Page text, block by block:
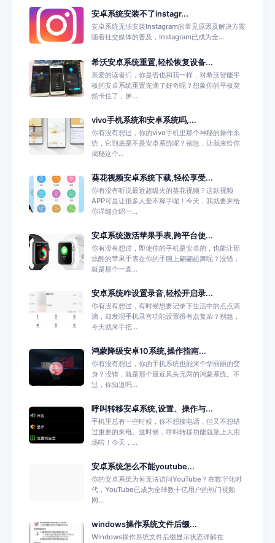
安卓系统安装不了instagr...
安卓系统无法安装Instagram的常见原因及解决方案
随着社交媒体的普及，Instagram已成为全...
希沃安卓系统重置,轻松恢复设备...
亲爱的读者们，你是否也和我一样，对希沃智能平
板的安卓系统重置充满了好奇呢？想象你的平板突
然卡住了，屏...
vivo手机系统和安卓系统吗,...
你有没有想过，你的vivo手机里那个神秘的操作系
统，它到底是不是安卓系统呢？别急，让我来给你
揭秘这个...
葵花视频安卓系统下载,轻松享受...
你有没有听说最近超级火的葵花视频？这款视频
APP可是让很多人爱不释手呢！今天，我就要来给
你详细介绍一...
安卓系统激活苹果手表,跨平台使...
你有没有想过，即使你的手机是安卓的，也能让那
炫酷的苹果手表在你的手腕上翩翩起舞呢？没错，
就是那个一直...
安卓系统咋设置录音,轻松开启录...
你有没有想过，有时候想要记录下生活中的点点滴
滴，却发现手机录音功能设置得有点复杂？别急，
今天就来手把...
鸿蒙降级安卓10系统,操作指南...
你有没有想过，你的手机系统也能来个华丽丽的变
身？没错，就是那个最近风头无两的鸿蒙系统。不
过，你知道吗...
呼叫转移安卓系统,设置、操作与...
手机里总有一些时候，你不想接电话，但又不想错
过重要的来电。这时候，呼叫转移功能就派上大用
场啦！今天，...
安卓系统怎么不能youtube...
你的安卓系统为何无法访问YouTube？在数字化时
代，YouTube已成为全球数十亿用户的热门视频
网...
windows操作系统文件后缀...
Windows操作系统文件后缀显示状态详解在